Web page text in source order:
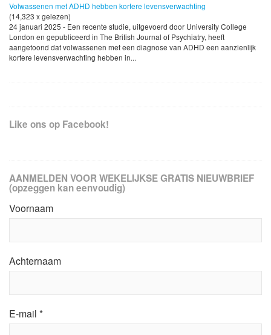
Volwassenen met ADHD hebben kortere levensverwachting
(14,323 x gelezen)
24 januari 2025 - Een recente studie, uitgevoerd door University College
London en gepubliceerd in The British Journal of Psychiatry, heeft
aangetoond dat volwassenen met een diagnose van ADHD een aanzienlijk
kortere levensverwachting hebben in...
Like ons op Facebook!
AANMELDEN VOOR WEKELIJKSE GRATIS NIEUWBRIEF
(opzeggen kan eenvoudig)
Voornaam
Achternaam
E-mail *